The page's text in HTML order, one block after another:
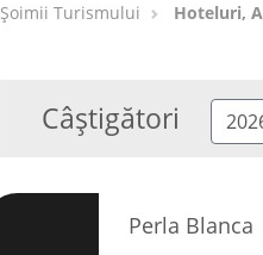
Șoimii Turismului Hoteluri,
Câștigători
Perla Blanca